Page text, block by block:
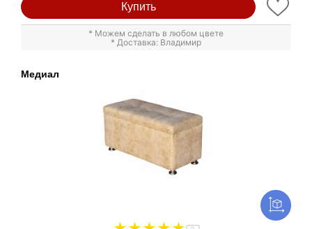
Купить
* Можем сделать в любом цвете
* Доставка: Владимир
Медиал